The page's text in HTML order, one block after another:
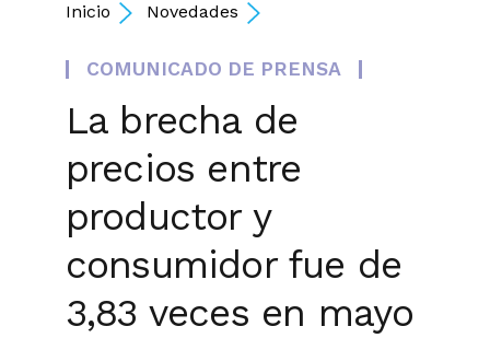
Inicio Novedades
COMUNICADO DE PRENSA
La brecha de
precios entre
productor y
consumidor fue de
3,83 veces en mayo